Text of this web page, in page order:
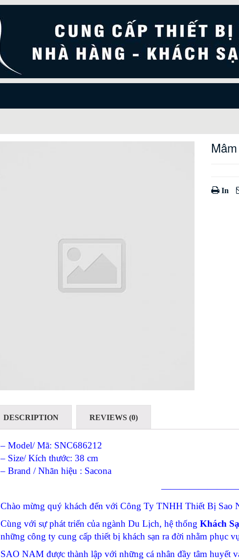
In
DESCRIPTION REVIEWS (0)
– Model/ Mã: SNC686212
– Size/ Kích thước: 38 cm
– Brand / Nhãn hiệu : Sacona
Chào mừng quý khách đến với Công Ty TNHH Thiết Bị Sao
Cùng với sự phát triển của ngành Du Lịch, hệ thống Khách
những công ty cung cấp thiết bị khách sạn ra đời nhằm phục
SAO NAM được thành lập với những cá nhân đầy tâm huyết